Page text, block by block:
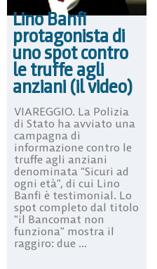
Lino Banfi
protagonista di
uno spot contro
le truffe agli
anziani (il video)
VIAREGGIO. La Polizia
di Stato ha avviato una
campagna di
informazione contro le
truffe agli anziani
denominata “Sicuri ad
ogni età”, di cui Lino
Banfi è testimonial. Lo
spot completo dal titolo
“il Bancomat non
funziona” mostra il
raggiro: due ...